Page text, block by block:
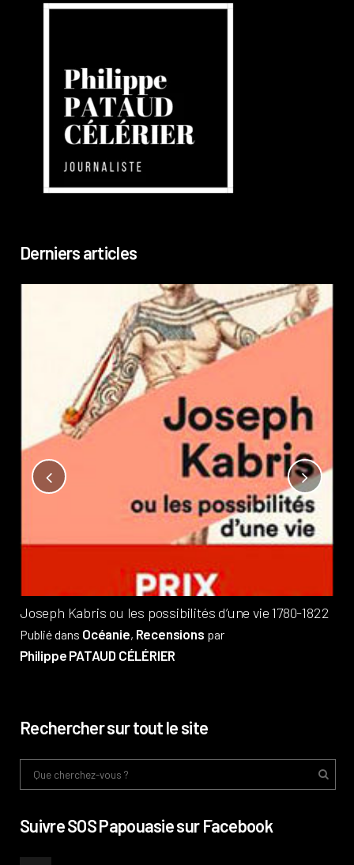
Derniers articles
Joseph Kabris ou les possibilités d’une vie 1780-1822
Publié dans Océanie, Recensions par
Philippe PATAUD CÉLÉRIER
Rechercher sur tout le site
Suivre SOS Papouasie sur Facebook